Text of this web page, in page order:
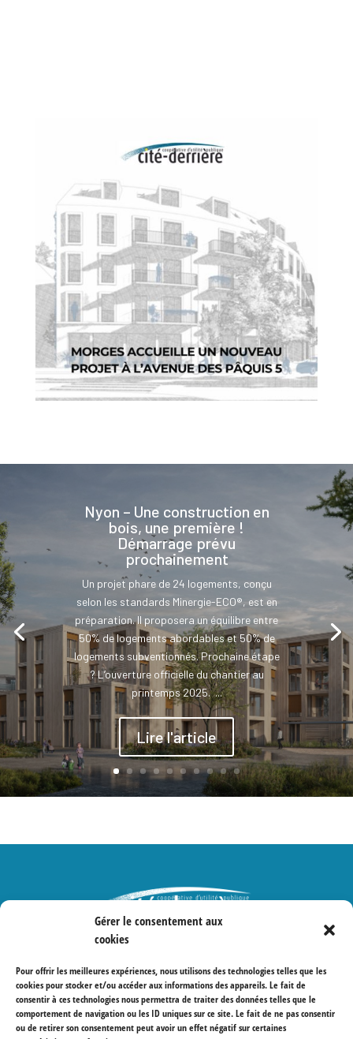
Gérer le consentement aux
cookies
Pour offrir les meilleures expériences, nous utilisons des technologies telles que les
cookies pour stocker et/ou accéder aux informations des appareils. Le fait de
consentir à ces technologies nous permettra de traiter des données telles que le
comportement de navigation ou les ID uniques sur ce site. Le fait de ne pas consentir
ou de retirer son consentement peut avoir un effet négatif sur certaines
Nyon – Une construction en
bois, une première !
Démarrage prévu
prochainement
Un projet phare de 24 logements, conçu
selon les standards Minergie-ECO®, est en
préparation. Il proposera un équilibre entre
50% de logements abordables et 50% de
logements subventionnés. Prochaine étape
? L’ouverture officielle du chantier au
printemps 2025. ...
Lire l'article